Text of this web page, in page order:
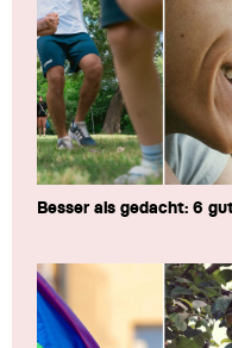
Besser als gedacht: 6